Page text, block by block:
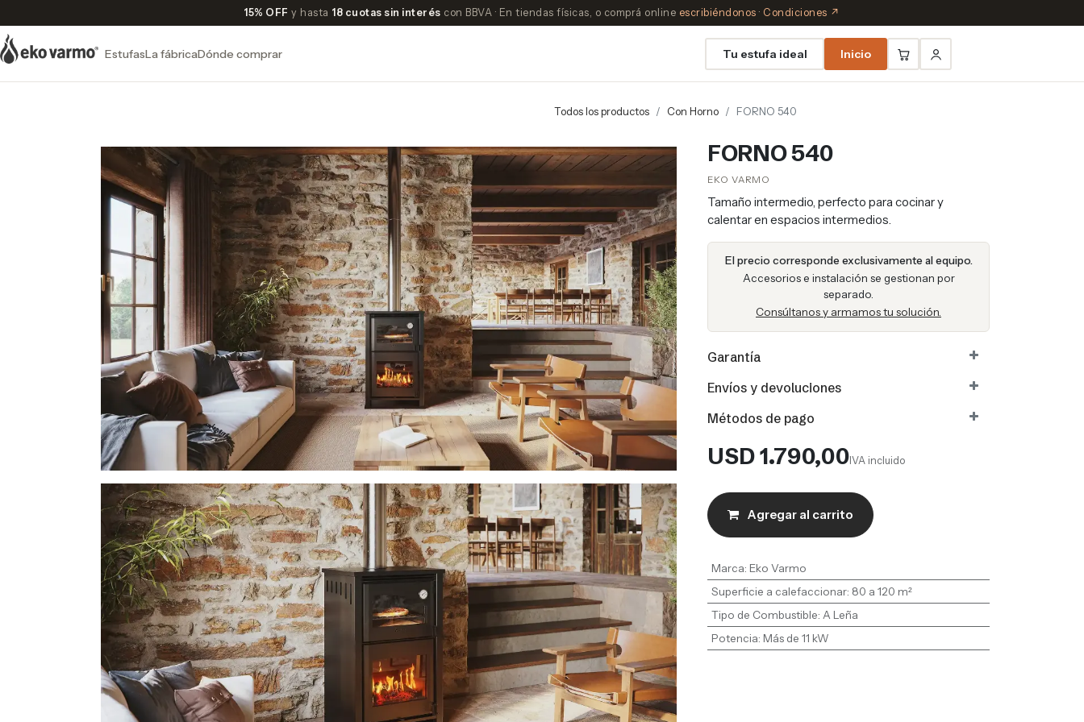
15% OFF y hasta 18 cuotas sin interés con BBVA · En tiendas físicas, o comprá online escribiéndonos · Condiciones ↗
EstufasLa fábricaDónde comprar Tu estufa ideal Inicio
Todos los productos Con Horno FORNO 540
FORNO 540
EKO VARMO
Tamaño intermedio, perfecto para cocinar y
calentar en espacios intermedios.
El precio corresponde exclusivamente al equipo.
Accesorios e instalación se gestionan por
separado.
Consúltanos y armamos tu solución.
Garantía
Envíos y devoluciones
Métodos de pago
USD1.790,00 IVA incluido
Agregar al carrito
Marca: Eko Varmo
Superficie a calefaccionar: 80 a 120 m²
Tipo de Combustible: A Leña
Potencia: Más de 11 kW